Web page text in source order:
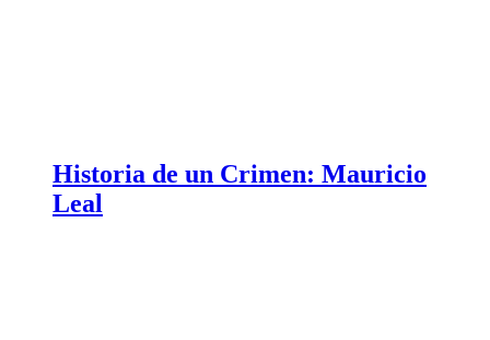
Historia de un Crimen: Mauricio
Leal